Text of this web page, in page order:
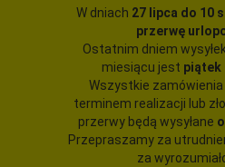
W dniach 27 lipca do 10
przerwę
Ostatnim dniem
miesiącu jest piątek
Wszystkie zamówienia
terminem realizacji lub
przerwy będą wysyłane
Przepraszamy za
za